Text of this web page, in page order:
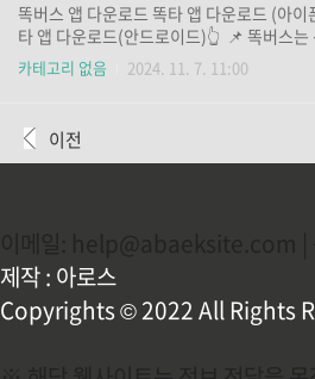
똑버스 앱 다운로드 똑타 앱 다운로드 (아이
타 앱 다운로드(안드로이드)👆 📌 똑버스는
감입니다. 빠르게 예약하지 않으시면 원하
시간대에 예약이 불가능합니다. 📌 똑타 앱을
드 하시고 이용해 보세요!
카테고리 없음 2024. 11. 7. 11:00
이전
제작 : 아로스
Copyrights © 2022 All Rights